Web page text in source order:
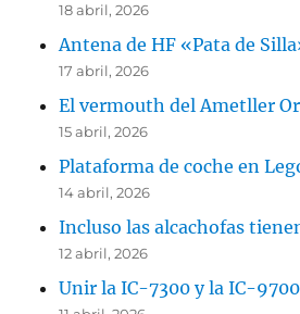
18 abril, 2026
Antena de HF «Pata de
17 abril, 2026
El vermouth del Ametller
15 abril, 2026
Plataforma de coche en
14 abril, 2026
Incluso las alcachofas
12 abril, 2026
Unir la IC-7300 y la IC-9700